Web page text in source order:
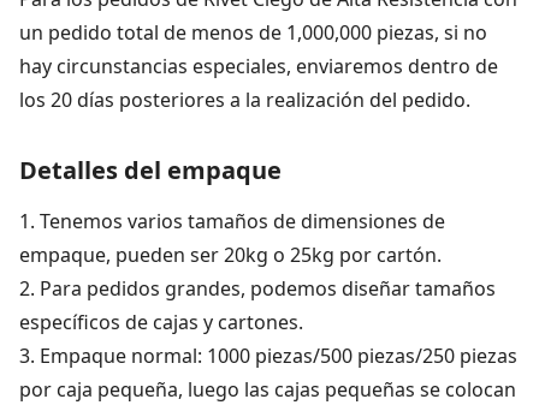
un pedido total de menos de 1,000,000 piezas, si no
hay circunstancias especiales, enviaremos dentro de
los 20 días posteriores a la realización del pedido.
Detalles del empaque
1. Tenemos varios tamaños de dimensiones de
empaque, pueden ser 20kg o 25kg por cartón.
2. Para pedidos grandes, podemos diseñar tamaños
específicos de cajas y cartones.
3. Empaque normal: 1000 piezas/500 piezas/250 piezas
por caja pequeña, luego las cajas pequeñas se colocan